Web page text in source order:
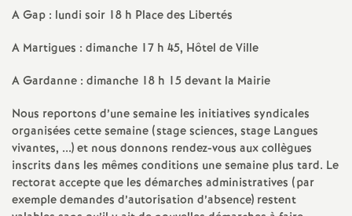
s
e
i
g
A Gap : lundi soir 18 h Place des Libertés
A Martigues : dimanche 17 h 45, Hôtel de Ville
A Gardanne : dimanche 18 h 15 devant la Mairie
Nous reportons d’une semaine les initiatives syndicales
organisées cette semaine (stage sciences, stage Langues
vivantes, ...) et nous donnons rendez-vous aux collègues
inscrits dans les mêmes conditions une semaine plus tard. Le
rectorat accepte que les démarches administratives (par
exemple demandes d’autorisation d’absence) restent